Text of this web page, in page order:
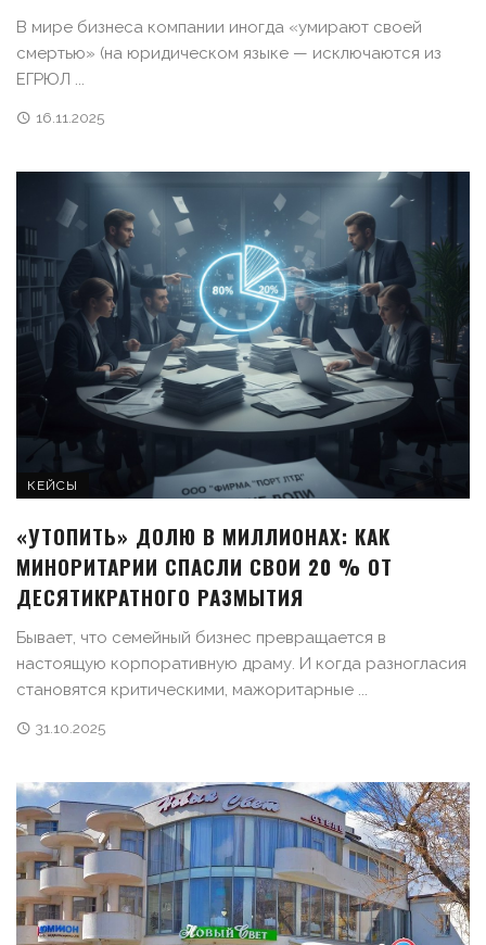
В мире бизнеса компании иногда «умирают своей
смертью» (на юридическом языке — исключаются из
ЕГРЮЛ ...
16.11.2025
КЕЙСЫ
«УТОПИТЬ» ДОЛЮ В МИЛЛИОНАХ: КАК
МИНОРИТАРИИ СПАСЛИ СВОИ 20 % ОТ
ДЕСЯТИКРАТНОГО РАЗМЫТИЯ
Бывает, что семейный бизнес превращается в
настоящую корпоративную драму. И когда разногласия
становятся критическими, мажоритарные ...
31.10.2025